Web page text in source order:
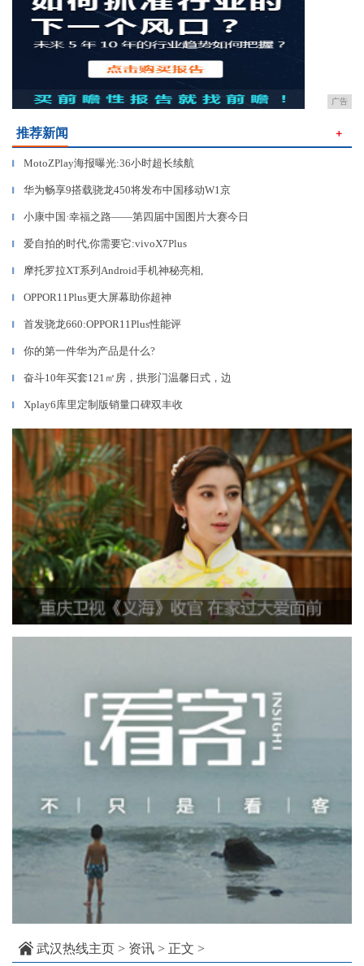
广告
推荐新闻 ＋
▎ MotoZPlay海报曝光:36小时超长续航
▎ 华为畅享9搭载骁龙450将发布中国移动W1京
▎ 小康中国·幸福之路——第四届中国图片大赛今日
▎ 爱自拍的时代,你需要它:vivoX7Plus
▎ 摩托罗拉XT系列Android手机神秘亮相,
▎ OPPOR11Plus更大屏幕助你超神
▎ 首发骁龙660:OPPOR11Plus性能评
▎ 你的第一件华为产品是什么?
▎ 奋斗10年买套121㎡房，拱形门温馨日式，边
▎ Xplay6库里定制版销量口碑双丰收
武汉热线主页 > 资讯 > 正文 >